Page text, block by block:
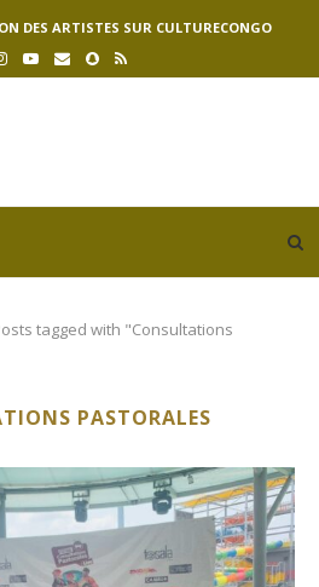
DES ARTISTES SUR CULTURECONGO
tagged with "Consultations
PASTORALES